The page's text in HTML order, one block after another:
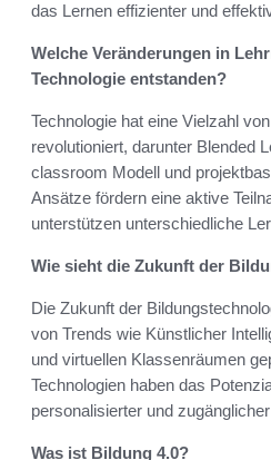
das Lernen effizienter und
Welche Veränderungen in
Technologie entstanden?
Technologie hat eine Vielzahl
revolutioniert, darunter Blended
classroom Modell und
Ansätze fördern eine aktive
unterstützen unterschiedliche
Wie sieht die Zukunft der
Die Zukunft der
von Trends wie Künstlicher
und virtuellen Klassenräumen
Technologien haben das
personalisierter und
Was ist Bildung 4.0?